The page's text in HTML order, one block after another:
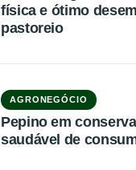
física e ótimo
pastoreio
AGRONEGÓCIO
Pepino em
saudável de